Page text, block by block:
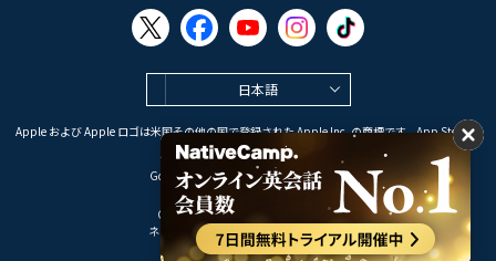
日本語
Apple および Apple ロゴは米国その他の国で登録された Apple Inc. の商標です。App Store は
Apple Inc. のサービスマークです。
Google Play は Google LLC の商標です。
Copyright © 2026 オンライン英会話
ネイティブキャンプ All Rights Reserved.